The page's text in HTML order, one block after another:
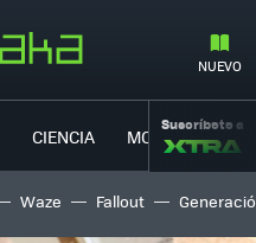
NUEVO
CIENCIA MOVILIDAD
Suscríbete a
Waze Fallout